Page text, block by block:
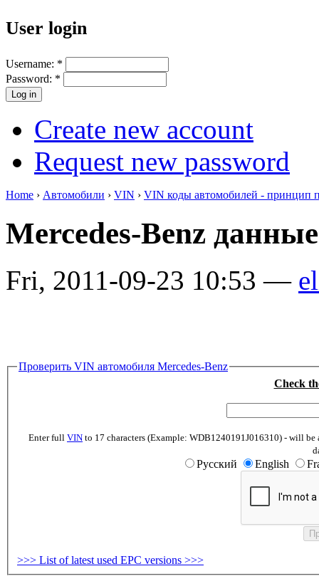
User login
Username: *
Password: *
Create new account
Request new password
Home › Автомобили › VIN › VIN коды автомобилей - принцип
Mercedes-Benz
Fri, 2011-09-23 10:53 —
Проверить VIN автомобиля Mercedes-Benz
Check
Enter full VIN to 17 characters (Example: WDB1240191J016310) - will
Русский English
>>> List of latest used EPC versions >>>